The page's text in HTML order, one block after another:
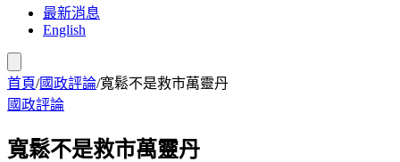
最新消息
English
首頁/國政評論/寬鬆不是救市萬靈丹
國政評論
寬鬆不是救市萬靈丹